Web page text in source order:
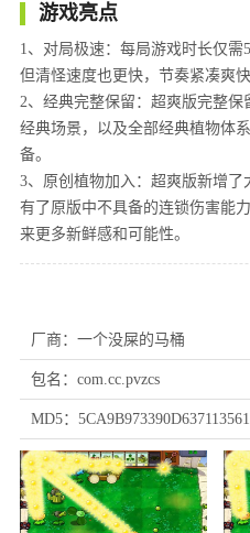
游戏亮点
1、对局极速：每局游戏时长仅需
但清怪速度也更快，节奏紧凑爽快
2、经典完整保留：超爽版完整
经典场景，以及全部经典植物体
备。
3、原创植物加入：超爽版新增
有了原版中不具备的连锁伤害能
来更多新鲜感和可能性。
厂商：一个没屎的马桶
包名：com.cc.pvzcs
MD5：